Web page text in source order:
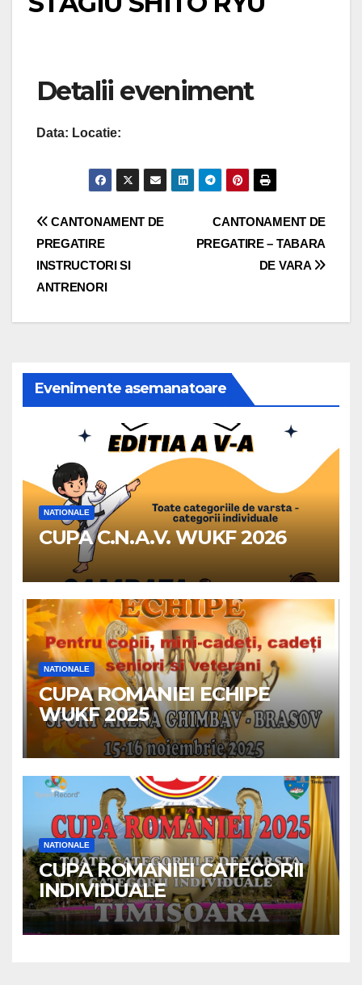
Detalii eveniment
Data: Locatie:
Navigare
în
articole
CANTONAMENT DE
PREGATIRE – TABARA
DE VARA
CANTONAMENT DE
PREGATIRE
INSTRUCTORI SI
ANTRENORI
Evenimente asemanatoare
NATIONALE
CUPA C.N.A.V. WUKF 2026
NATIONALE
CUPA ROMANIEI ECHIPE
WUKF 2025
NATIONALE
CUPA ROMANIEI CATEGORII
INDIVIDUALE